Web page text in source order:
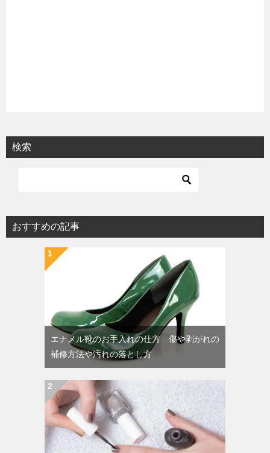
検索
おすすめの記事
エナメル靴のお手入れの仕方 傷や剥がれの
補修方法や汚れの落とし方